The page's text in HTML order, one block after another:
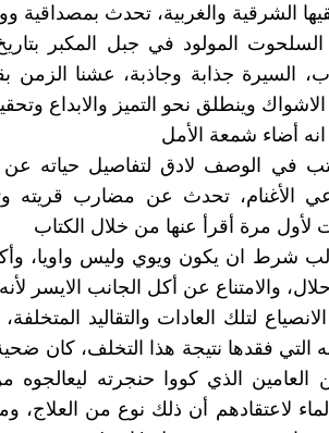
الشرقية والغربية، تحدث بمصداقية
السيرة جذابة وجاذبة، عشنا الزمن
وينطلق نحو التميز والابداع
انه أضاء شمعة الأمل
الأغنام، تحدث عن مضارب قريته
لأول مرة أقرأ عنها من خلال الكتاب
شرط ان يكون ويوي وليس واويا،
حلال، والامتناع عن أكل الجانب الايسر
لتلك العادات والتقاليد
التي فقدها نتيجة هذا التخلف، كان
الذي كووا حنجرته
لاعتقادهم أن ذلك نوع من